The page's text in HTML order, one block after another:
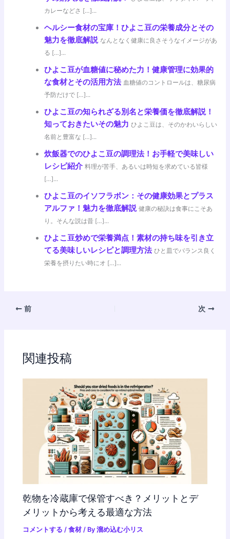
カレーなどさ […]...
ヘルシー食材の宝庫！ひよこ豆の栄養成分とその
魅力を徹底解説 なんとなく健康に良さそうなイメージがあ
る […]...
ひよこ豆が血糖値に秘めた力！健康管理に効果的
な食材とその活用方法 血糖値のコントロールは、糖尿病
予防だけで […]...
ひよこ豆の知られざる別名と栄養価を徹底解説！
知っておきたいその魅力 ひよこ豆は、そのかわいらしい
名前と豊富な […]...
炊飯器でのひよこ豆の調理法！お手軽で美味しい
レシピ紹介 料理が苦手、あるいは時短を求めている皆様
[…]...
ひよこ豆のイソフラボン：その健康効果とプラス
アルファ！魅力を徹底解説 健康の秘訣は食事にこそあ
り。そんな説は昔 […]...
ひよこ豆炒めで栄養満点！素材の持ち味を引き立
てる美味しいレシピと調理方法 ひと皿でバランス良く
栄養を摂りたい時にオ […]...
前 次
関連投稿
乾物を冷蔵庫で保管すべき？メリットとデ
メリットから考える最適な方法
コメントする /食材 / By溜め込む小リス